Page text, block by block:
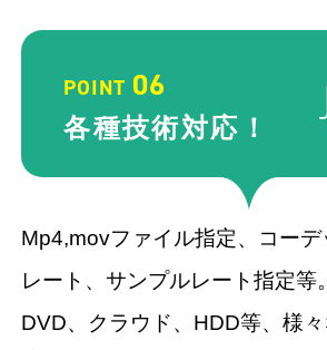
POINT 06
各種技術対応！
Mp4,movファイル指定、コーデ
レート、サンプルレート指定等
DVD、クラウド、HDD等、様